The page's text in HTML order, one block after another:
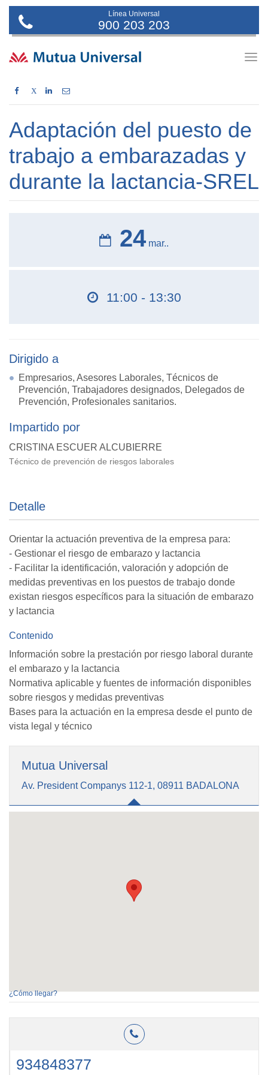
Línea Universal
900 203 203
X
Adaptación del puesto de
trabajo a embarazadas y
durante la lactancia-SREL
24 mar..
11:00 - 13:30
Dirigido a
Empresarios, Asesores Laborales, Técnicos de
Prevención, Trabajadores designados, Delegados de
Prevención, Profesionales sanitarios.
Impartido por
CRISTINA ESCUER ALCUBIERRE
Técnico de prevención de riesgos laborales
Detalle
Orientar la actuación preventiva de la empresa para:
- Gestionar el riesgo de embarazo y lactancia
- Facilitar la identificación, valoración y adopción de
medidas preventivas en los puestos de trabajo donde
existan riesgos específicos para la situación de embarazo
y lactancia
Contenido
Información sobre la prestación por riesgo laboral durante
el embarazo y la lactancia
Normativa aplicable y fuentes de información disponibles
sobre riesgos y medidas preventivas
Bases para la actuación en la empresa desde el punto de
vista legal y técnico
Mutua Universal
Av. President Companys 112-1, 08911 BADALONA
¿Cómo llegar?
934848377